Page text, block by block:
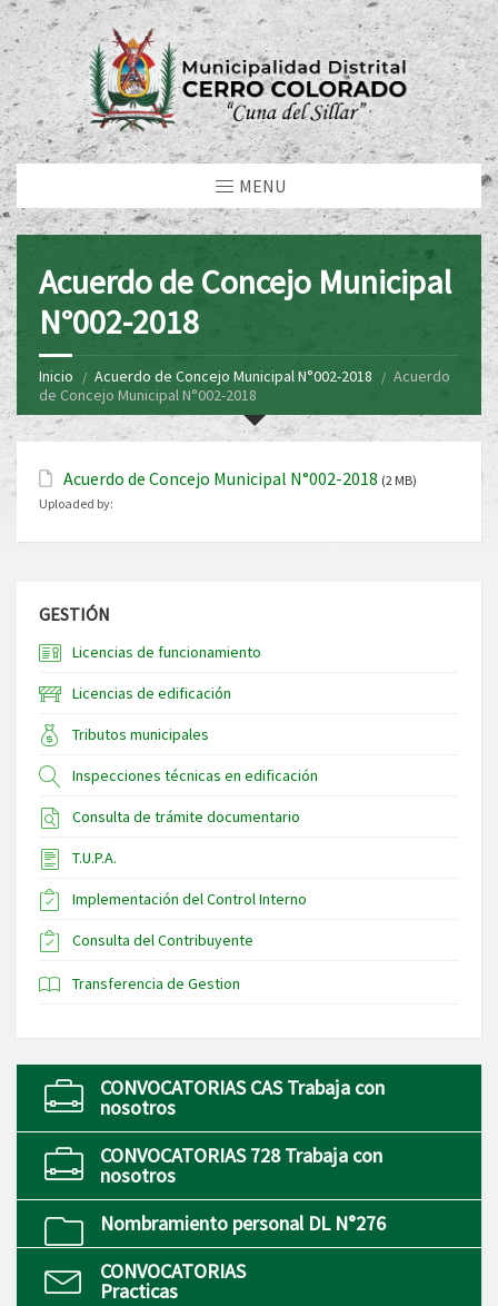
MENU
Acuerdo de Concejo Municipal
N°002-2018
Inicio Acuerdo de Concejo Municipal N°002-2018
Acuerdo
de Concejo Municipal N°002-2018
Acuerdo de Concejo Municipal N°002-2018 (2 MB)
Uploaded by:
GESTIÓN
Licencias de funcionamiento
Licencias de edificación
Tributos municipales
Inspecciones técnicas en edificación
Consulta de trámite documentario
T.U.P.A.
Implementación del Control Interno
Consulta del Contribuyente
Transferencia de Gestion
CONVOCATORIAS CAS Trabaja con
nosotros
CONVOCATORIAS 728 Trabaja con
nosotros
Nombramiento personal DL N°276
CONVOCATORIAS
Practicas